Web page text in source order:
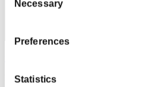
Selection
Necessary
Preferences
Statistics
Punteggio:Lv:1/02'48"28